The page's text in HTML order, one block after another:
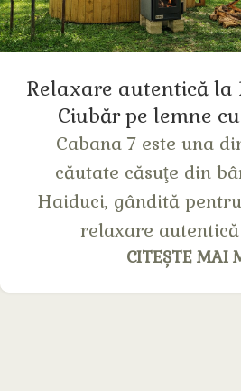
Relaxare autentică la
Сiubăr pe lemne
Cabana 7 este una
căutate căsuţe din
Haiduci, gândită
relaxare
CITEȘTE MAI